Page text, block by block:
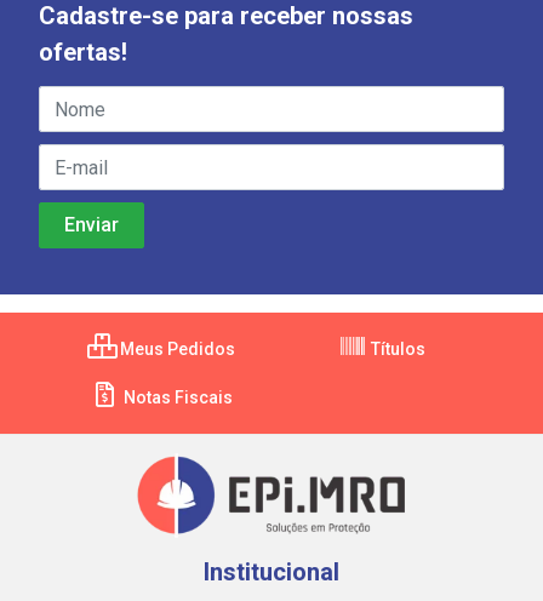
Cadastre-se para receber nossas
ofertas!
Meus Pedidos Títulos
Notas Fiscais
Institucional